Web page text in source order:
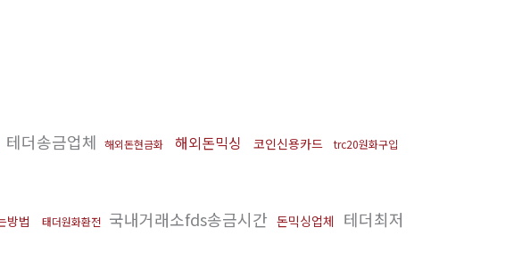
테더송금업체 해외돈현금화 해외돈믹싱 코인신용카드
trc20원화구입
방법 태더원화환전 국내거래소fds송금시간 돈믹싱업체 테더최저